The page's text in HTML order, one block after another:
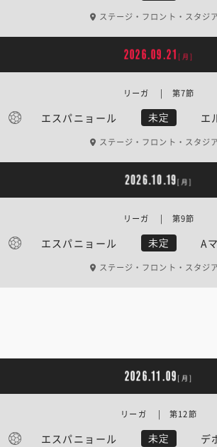
ステージ・フロント・スタジ
2026.09.21 [月]
エスパニョール 未定 エ
リーガ | 第7節
ステージ・フロント・スタジ
2026.10.19[月]
エスパニョール 未定 A
リーガ | 第9節
ステージ・フロント・スタジ
2026.11.09 [月]
エスパニョール 未定 デ
リーガ | 第12節